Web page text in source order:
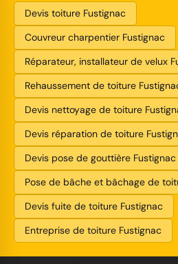
Devis toiture Fustignac
Couvreur charpentier Fustignac
Réparateur, installateur de velux
Rehaussement de toiture
Devis nettoyage de toiture
Devis réparation de toiture
Devis pose de gouttière Fustignac
Pose de bâche et bâchage de
Devis fuite de toiture Fustignac
Entreprise de toiture Fustignac